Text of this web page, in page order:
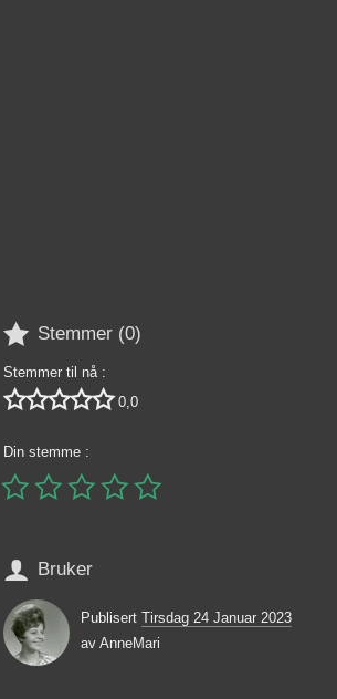
 Stemmer (0)
Stemmer til nå :
 0,0
Din stemme :

 Bruker
Publisert Tirsdag 24 Januar 2023
av AnneMari